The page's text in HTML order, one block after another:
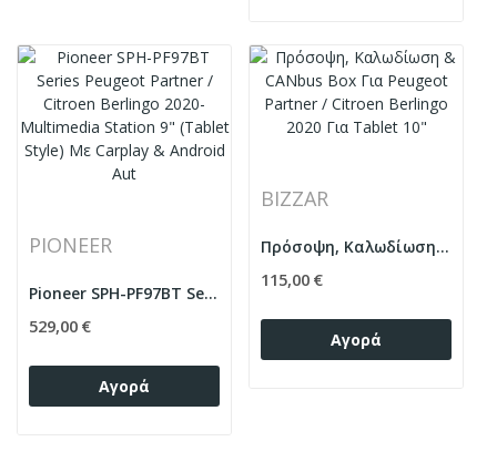
PIONEER
Pioneer SPH-PF97BT Series Peugeot Partner /...
529,00 €
Αγορά
BIZZAR
Πρόσοψη, Καλωδίωση & CANbus Box Για Peugeot...
115,00 €
Αγορά